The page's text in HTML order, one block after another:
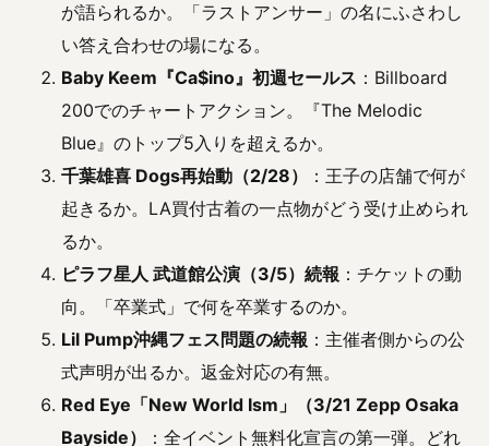
が語られるか。「ラストアンサー」の名にふさわし
い答え合わせの場になる。
Baby Keem『Ca$ino』初週セールス ：Billboard
200でのチャートアクション。『The Melodic
Blue』のトップ5入りを超えるか。
千葉雄喜 Dogs再始動（2/28）
：王子の店舗で何が
起きるか。LA買付古着の一点物がどう受け止められ
るか。
ピラフ星人 武道館公演（3/5）続報 ：チケットの動
向。「卒業式」で何を卒業するのか。
Lil Pump沖縄フェス問題の続報 ：主催者側からの公
式声明が出るか。返金対応の有無。
Red Eye「New World Ism」（3/21 Zepp Osaka
Bayside）
：全イベント無料化宣言の第一弾。どれ